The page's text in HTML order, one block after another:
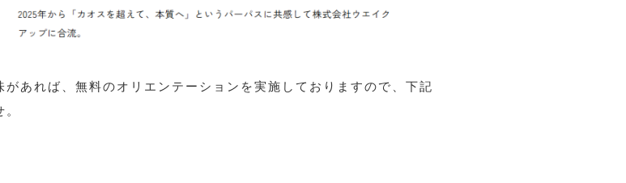
あれば、無料のオリエンテーションを実施しておりますので、下記